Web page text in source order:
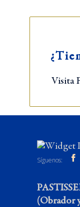
Visita
Síguenos:
(Obrador